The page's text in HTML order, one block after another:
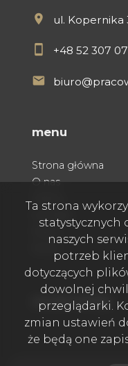
ul. Kopernika
+48 52 307 07
menu
Strona główna
O nas
social media
Ta strona
statystycznych
naszych
potrzeb
dotyczących
dowolnej
przeglądarki.
zmian ustawień
że będą one